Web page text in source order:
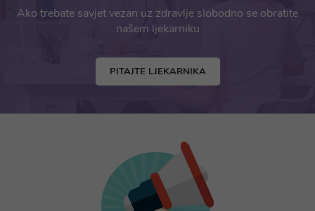
Ako trebate savjet vezan uz zdravlje slobodno se obratite
našem ljekarniku
PITAJTE LJEKARNIKA